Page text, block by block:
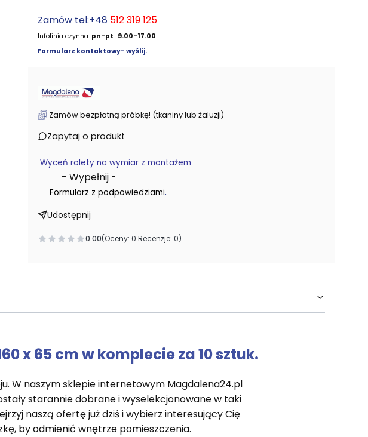
Zamów tel:+48 512 319 125
Infolinia czynna: pn-pt :9.00-17.00
Formularz kontaktowy- wyślij.
Zamów bezpłatną próbkę! (tkaniny lub żaluzji)
Zapytaj o produkt
Wyceń rolety na wymiar z montażem
- Wypełnij -
Formularz z podpowiedziami.
Udostępnij
0.00(Oceny: 0 Recenzje: 0)
x 65 cm w komplecie za 10 sztuk.
W naszym sklepie internetowym Magdalena24.pl
starannie dobrane i wyselekcjonowane w taki
naszą ofertę już dziś i wybierz interesujący Cię
by odmienić wnętrze pomieszczenia.